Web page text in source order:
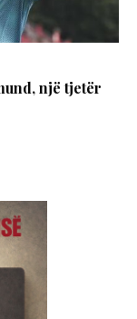
një tjetër